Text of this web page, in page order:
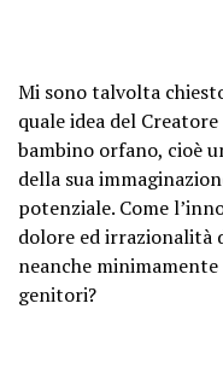
Mi sono talvolta
quale idea del
bambino orfano, cioè
della sua
potenziale. Come
dolore ed irrazionalità
neanche
genitori?